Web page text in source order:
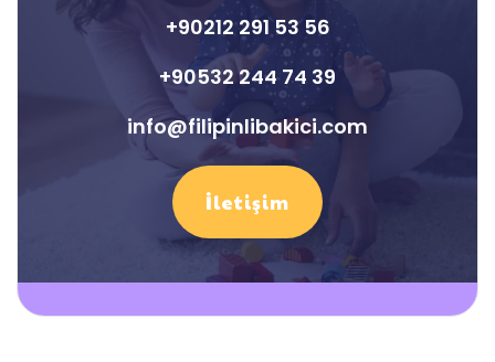
+90212 291 53 56
+90532 244 74 39
info@filipinlibakici.com
İletişim